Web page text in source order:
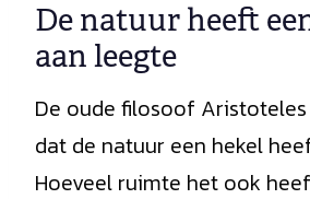
De natuur heeft
aan leegte
De oude filosoof
dat de natuur een hekel
Hoeveel ruimte het ook